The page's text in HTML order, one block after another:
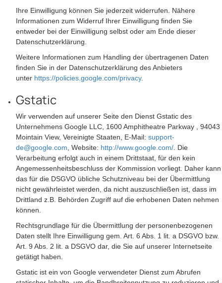
Ihre Einwilligung können Sie jederzeit widerrufen. Nähere
Informationen zum Widerruf Ihrer Einwilligung finden Sie
entweder bei der Einwilligung selbst oder am Ende dieser
Datenschutzerklärung.
Weitere Informationen zum Handling der übertragenen Daten
finden Sie in der Datenschutzerklärung des Anbieters
unter https://policies.google.com/privacy.
Gstatic
Wir verwenden auf unserer Seite den Dienst Gstatic des
Unternehmens Google LLC, 1600 Amphitheatre Parkway , 94043
Mointain View, Vereinigte Staaten, E-Mail: support-
de@google.com , Website: http://www.google.com/ . Die
Verarbeitung erfolgt auch in einem Drittstaat, für den kein
Angemessenheitsbeschluss der Kommission vorliegt. Daher kann
das für die DSGVO übliche Schutzniveau bei der Übermittlung
nicht gewährleistet werden, da nicht auszuschließen ist, dass im
Drittland z.B. Behörden Zugriff auf die erhobenen Daten nehmen
können.
Rechtsgrundlage für die Übermittlung der personenbezogenen
Daten stellt Ihre Einwilligung gem. Art. 6 Abs. 1 lit. a DSGVO bzw.
Art. 9 Abs. 2 lit. a DSGVO dar, die Sie auf unserer Internetseite
getätigt haben.
Gstatic ist ein von Google verwendeter Dienst zum Abrufen